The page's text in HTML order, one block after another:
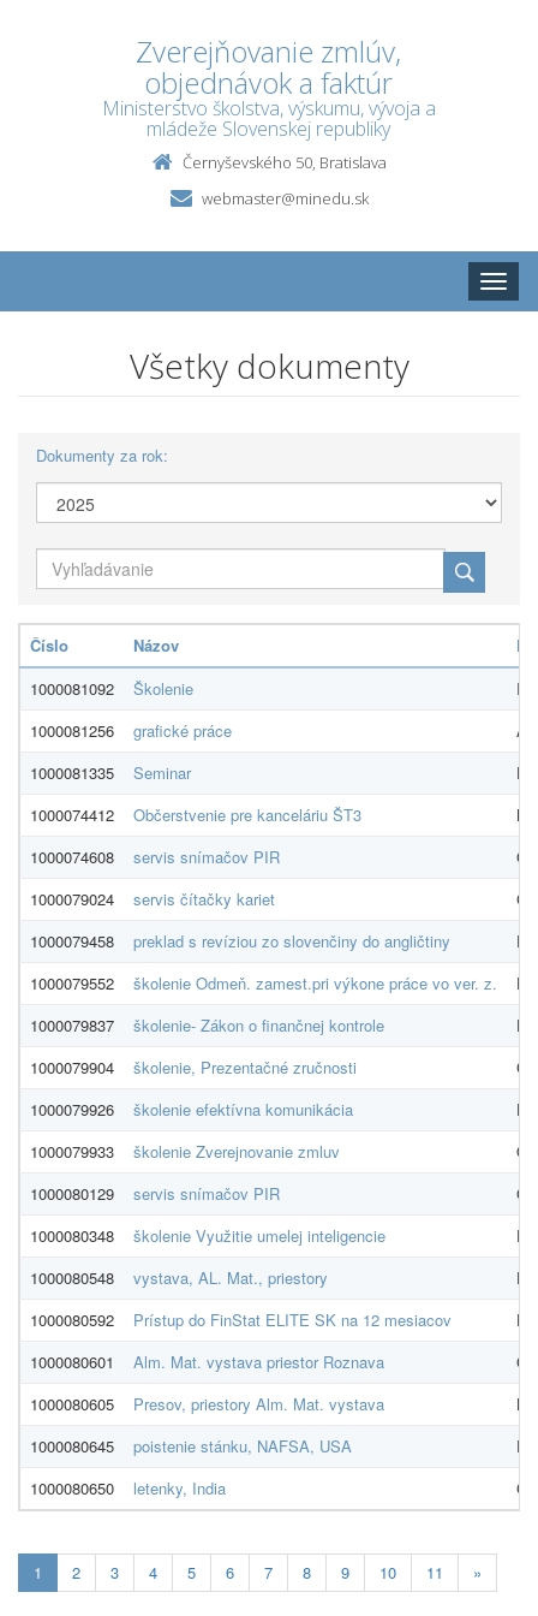
Zverejňovanie zmlúv,
objednávok a faktúr
Ministerstvo školstva, výskumu, vývoja a
mládeže Slovenskej republiky
Černyševského 50, Bratislava
webmaster@minedu.sk
Toggle
Všetky dokumenty
Dokumenty za rok:
Číslo Názov
1000081092
Školenie
IT
1000081256
grafické práce
1000081335
Seminar
1000074412
Občerstvenie pre kanceláriu ŠT3
1000074608
servis snímačov PIR
1000079024
servis čítačky kariet
1000079458
preklad s revíziou zo slovenčiny do angličtiny
1000079552
školenie Odmeň. zamest.pri výkone práce vo ver. z.
1000079837
školenie- Zákon o finančnej kontrole
1000079904
školenie, Prezentačné zručnosti
1000079926
školenie efektívna komunikácia
1000079933
školenie Zverejnovanie zmluv
1000080129
servis snímačov PIR
1000080348
školenie Využitie umelej inteligencie
1000080548
vystava, AL. Mat., priestory
1000080592
Prístup do FinStat ELITE SK na 12 mesiacov
1000080601
Alm. Mat. vystava priestor Roznava
1000080605
Presov, priestory Alm. Mat. vystava
1000080645
poistenie stánku, NAFSA, USA
1000080650
letenky, India
1 Aktualna-
stranka
2 3 4 5 6 7 8 9 10 11 »